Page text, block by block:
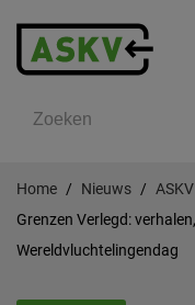
Zoeken
Home Nieuws ASKV
Grenzen Verlegd:
Wereldvluchtelingendag